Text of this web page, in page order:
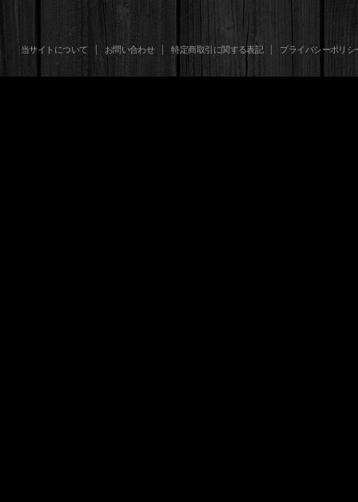
当サイトについて お問い合わせ 特定商取引に関する表記 プライバシーポリシ